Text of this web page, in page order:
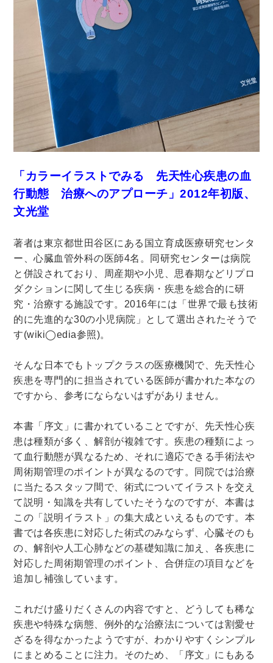
英語洋書
その他
その他
木版画・浮世絵
木版画・浮世絵
「 カラーイラストでみる 先天性心疾患の血
行動態 治療へのアプローチ」2012年初版、
文光堂
著者は東京都世田谷区にある国立育成医療研究センタ
ー、心臓血管外科の医師4名。同研究センターは病院
と併設されており、周産期や小児、思春期などリプロ
ダクションに関して生じる疾病・疾患を総合的に研
究・治療する施設です。2016年には「 世界で最も技術
的に先進的な30の小児病院」として選出されたそうで
す(wiki◯edia参照)。
そんな日本でもトップクラスの医療機関で、先天性心
疾患を専門的に担当されている医師が書かれた本なの
ですから、参考にならないはずがありません。
本書「序文」に書かれていることですが、先天性心疾
患は種類が多く、解剖が複雑です。疾患の種類によっ
て血行動態が異なるため、それに適応できる手術法や
周術期管理のポイントが異なるのです。同院では治療
に当たるスタッフ間で、術式についてイラストを交え
て説明・知識を共有していたそうなのですが、本書は
この「説明イラスト」の集大成といえるものです。本
書では各疾患に対応した術式のみならず、心臓そのも
の、解剖や人工心肺などの基礎知識に加え、各疾患に
対応した周術期管理のポイント、合併症の項目などを
追加し補強しています。
これだけ盛りだくさんの内容ですと、どうしても稀な
疾患や特殊な病態、例外的な治療法については割愛せ
ざるを得なかったようですが、わかりやすくシンプル
にまとめることに注力。そのため、「序文」にもある